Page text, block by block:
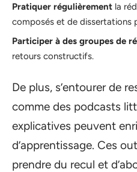
Pratiquer régulièrement la
composés et de dissertations
Participer à des groupes de
retours constructifs.
De plus, s’entourer de
comme des podcasts
explicatives peuvent
d’apprentissage. Ces
prendre du recul et